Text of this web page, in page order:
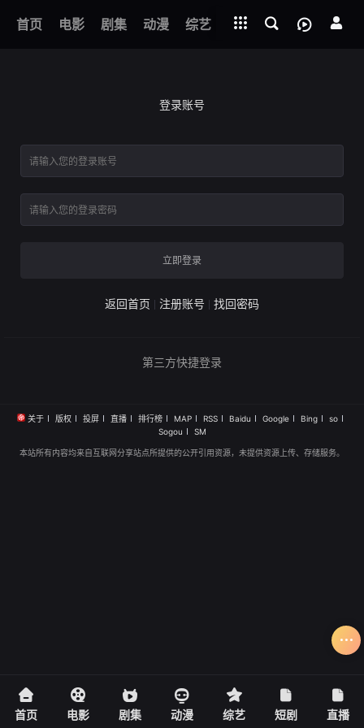
首页 电影 剧集 动漫 综艺 短剧 直播 APP
下载客户端 第1集
天策王
登录账号
立即登录
返回首页 注册账号 找回密码
第三方快捷登录
关于 版权 投屏 直播 排行榜 MAP RSS Baidu Google Bing
so
Sogou
SM
本站所有内容均来自互联网分享站点所提供的公开引用资源，未提供资源上传、存储服务。
首页 电影 剧集 动漫 综艺 短剧 直播